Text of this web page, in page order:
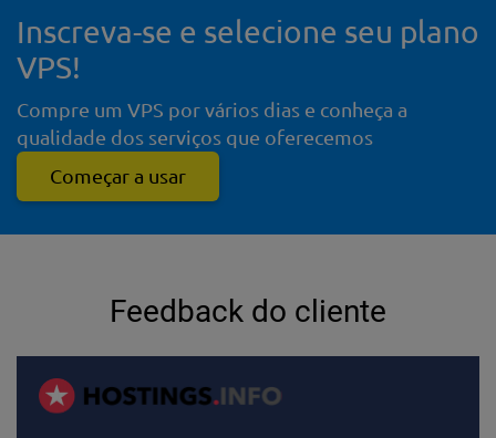
Inscreva-se e selecione seu plano
VPS!
Compre um VPS por vários dias e conheça a
qualidade dos serviços que oferecemos
Começar a usar
Feedback do cliente